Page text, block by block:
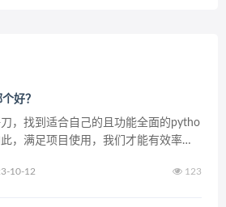
好？
，找到适合自己的且功能全面的pytho
，满足项目使用，我们才能有效率，
最好的呢？具体内容请看下面。 ...
10-12 123